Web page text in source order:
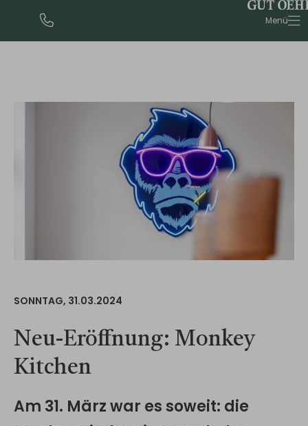
urlaub@gut-oehe.de Menü
SONNTAG, 31.03.2024
Neu-Eröffnung: Monkey
Kitchen
Am 31. März war es soweit: die